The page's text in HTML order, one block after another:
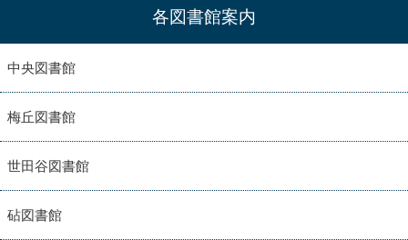
各図書館案内
中央図書館
梅丘図書館
世田谷図書館
砧図書館